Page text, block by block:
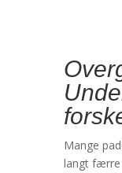
Mange
langt færre